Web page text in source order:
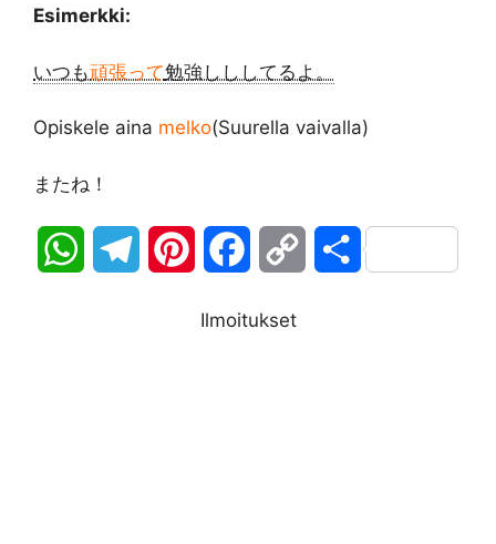
Esimerkki:
いつも頑張って勉強しししてるよ。
Opiskele aina melko(Suurella vaivalla)
またね！
W S
Ilmoitukset